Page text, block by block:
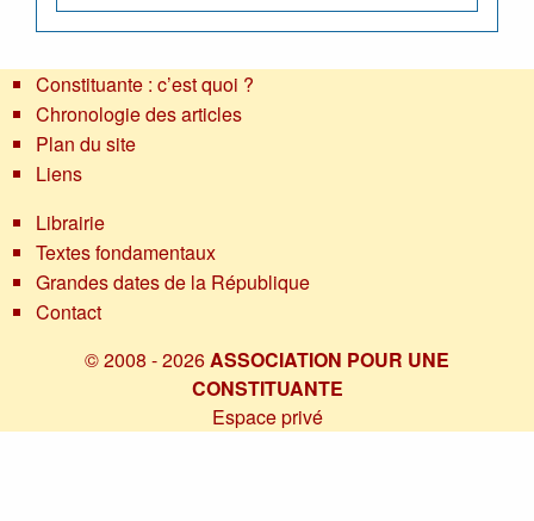
Constituante : c’est quoi ?
Chronologie des articles
Plan du site
Liens
Librairie
Textes fondamentaux
Grandes dates de la République
Contact
© 2008 - 2026ASSOCIATION POUR UNE
CONSTITUANTE
Espace privé